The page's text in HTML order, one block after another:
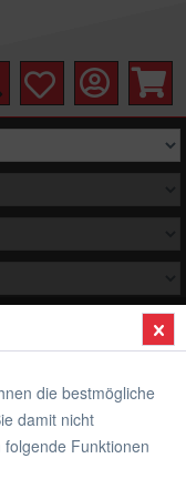
/ Tourenform
/ Tourenform
die bestmögliche
damit nicht
Funktionen